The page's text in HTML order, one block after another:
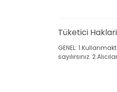
Tüketici
GENEL:
sayılırsınız.